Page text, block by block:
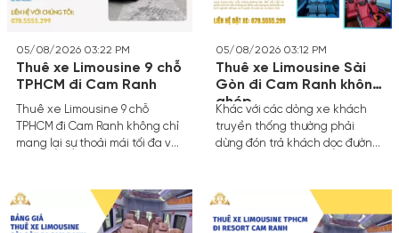
thái đúng nghĩa.
05/08/2026 03:22 PM
Thuê xe Limousine 9 chỗ
TPHCM đi Cam Ranh
Thuê xe Limousine 9 chỗ
TPHCM đi Cam Ranh không chỉ
mang lại sự thoải mái tối đa với
bảo sự riêng tư tuyệt đối cho
gia đình hoặc nhóm bạn. Thay
vì chen chúc trên các phương
05/08/2026 03:12 PM
Thuê xe Limousine Sài
Gòn đi Cam Ranh không
ghép
Khác với các dòng xe khách
truyền thống thường phải
dừng đón trả khách dọc đường,
theo yêu cầu mang lại trải
nghiệm hoàn toàn khác biệt.
Bạn được quyền quyết định